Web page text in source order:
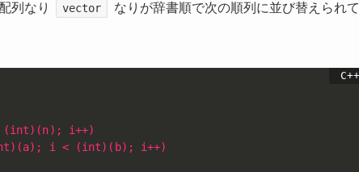
列なり vector
なりが辞書順で次の順列に並び替えられて
i++)
i < (int)(b); i++)